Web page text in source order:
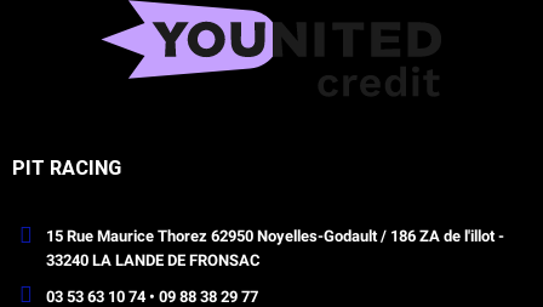
PIT RACING
15 Rue Maurice Thorez 62950 Noyelles-Godault / 186 ZA de l'illot -
33240 LA LANDE DE FRONSAC
03 53 63 10 74 • 09 88 38 29 77